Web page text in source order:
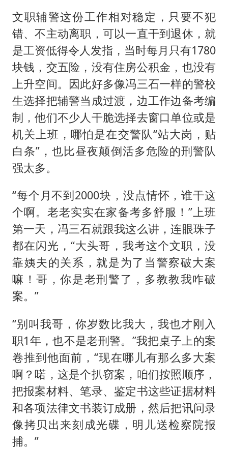
文职辅警这份工作相对稳定，只要不犯
错、不主动离职，可以一直干到退休，就
是工资低得令人发指，当时每月只有1780
块钱，交五险，没有住房公积金，也没有
上升空间。因此好多像冯三石一样的警校
生选择把辅警当成过渡，边工作边备考编
制，他们不少人干脆选择去窗口单位或是
机关上班，哪怕是在交警队“站大岗，贴
白条”，也比昼夜颠倒活多危险的刑警队
强太多。
“每个月不到2000块，没点情怀，谁干这
个啊。老老实实在家备考多舒服！”上班
第一天，冯三石就跟我这么讲，连眼珠子
都在闪光，“大头哥，我考这个文职，没
靠姨夫的关系，就是为了当警察破大案
嘛！哥，你是老刑警了，多教教我咋破
案。”
“别叫我哥，你岁数比我大，我也才刚入
职1年，也不是老刑警。”我把桌子上的案
卷推到他面前，“现在哪儿有那么多大案
啊？喏，这是个扒窃案，咱们按照顺序，
把报案材料、笔录、鉴定书这些证据材料
和各项法律文书装订成册，然后把讯问录
像拷贝出来刻成光碟，明儿送检察院报
捕。”